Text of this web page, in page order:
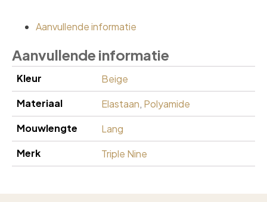
Aanvullende informatie
Aanvullende informatie
Kleur
Beige
Materiaal
Elastaan, Polyamide
Mouwlengte
Lang
Merk
Triple Nine